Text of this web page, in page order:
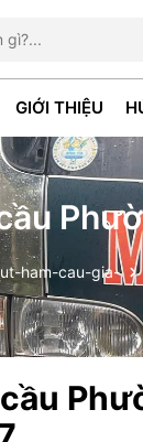
GIỚI THIỆU
ham-cau-gia-